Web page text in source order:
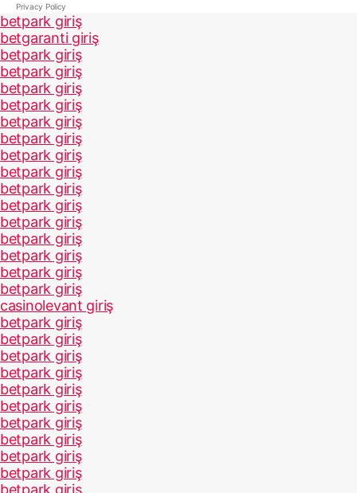
Privacy Policy
betpark giriş
betgaranti giriş
betpark giriş
betpark giriş
betpark giriş
betpark giriş
betpark giriş
betpark giriş
betpark giriş
betpark giriş
betpark giriş
betpark giriş
betpark giriş
betpark giriş
betpark giriş
betpark giriş
betpark giriş
casinolevant giriş
betpark giriş
betpark giriş
betpark giriş
betpark giriş
betpark giriş
betpark giriş
betpark giriş
betpark giriş
betpark giriş
betpark giriş
betpark giriş